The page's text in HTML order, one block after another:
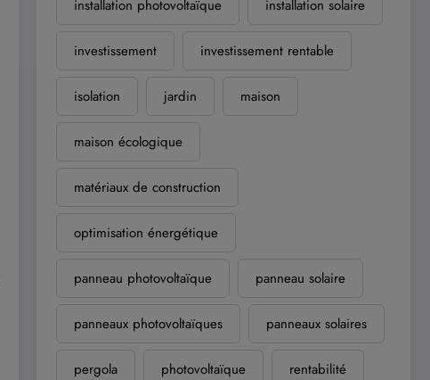
installation photovoltaïque installation solaire
investissement investissement rentable
isolation jardin maison
maison écologique
matériaux de construction
optimisation énergétique
panneau photovoltaïque panneau solaire
panneaux photovoltaïques panneaux solaires
pergola photovoltaïque rentabilité